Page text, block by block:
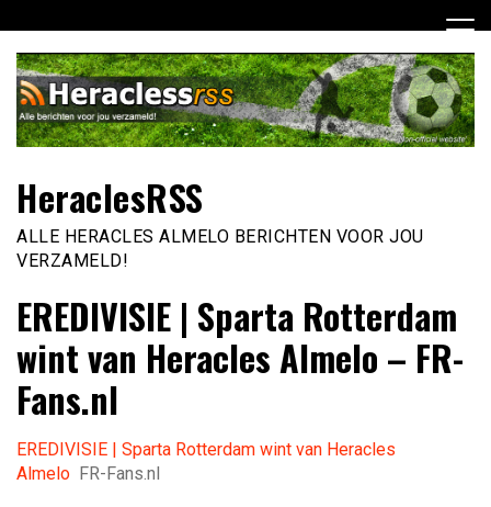
naar
inhoud
HeraclesRSS
ALLE HERACLES ALMELO BERICHTEN VOOR JOU
VERZAMELD!
EREDIVISIE | Sparta Rotterdam
wint van Heracles Almelo – FR-
Fans.nl
EREDIVISIE | Sparta Rotterdam wint van Heracles
Almelo FR-Fans.nl